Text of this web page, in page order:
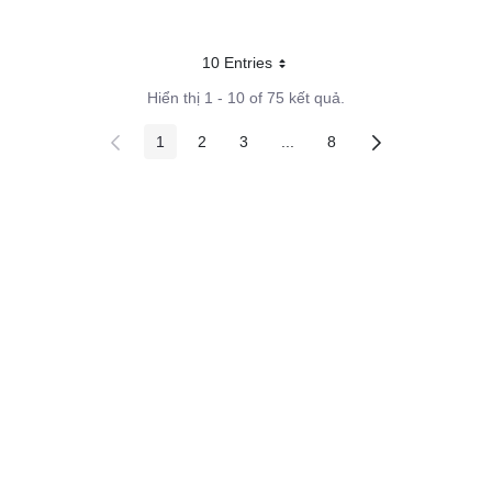
10 EntriesMỗi trang
Hiển thị 1 - 10 of 75 kết quả.
Các trang trên cổng
1 Các trang trên cổng
2 Các trang trên cổng
3 Các trang trung gian
Các trang trên cổng
8